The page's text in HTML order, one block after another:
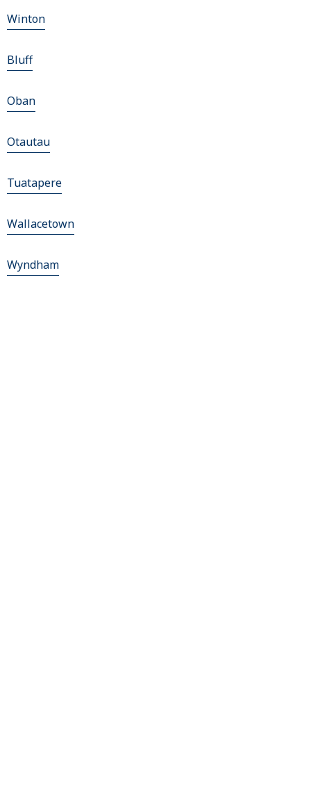
Winton
Bluff
Oban
Otautau
Tuatapere
Wallacetown
Wyndham